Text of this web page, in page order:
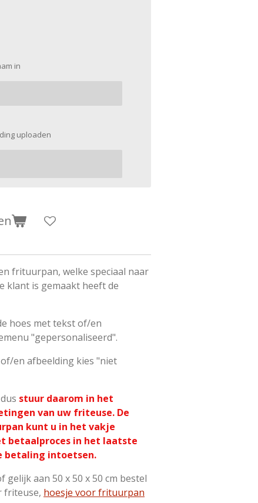
in
uploaden
frituurpan, welke speciaal naar
klant is gemaakt heeft de
hoes met tekst of/en
"gepersonaliseerd".
en afbeelding kies "niet
stuur daarom in het
van uw friteuse. De
kunt u in het vakje
betaalproces in het laatste
betaling intoetsen.
aan 50 x 50 x 50 cm bestel
friteuse, hoesje voor frituurpan